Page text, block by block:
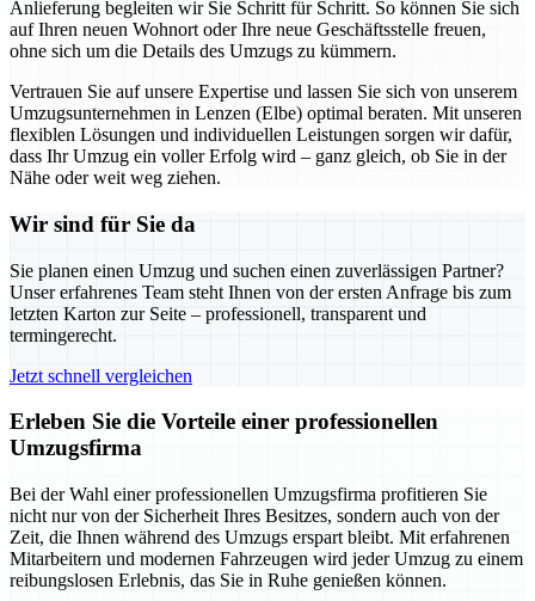
Anlieferung begleiten wir Sie Schritt für Schritt. So können Sie sich
auf Ihren neuen Wohnort oder Ihre neue Geschäftsstelle freuen,
ohne sich um die Details des Umzugs zu kümmern.
Vertrauen Sie auf unsere Expertise und lassen Sie sich von unserem
Umzugsunternehmen in Lenzen (Elbe) optimal beraten. Mit unseren
flexiblen Lösungen und individuellen Leistungen sorgen wir dafür,
dass Ihr Umzug ein voller Erfolg wird – ganz gleich, ob Sie in der
Nähe oder weit weg ziehen.
Wir sind für Sie da
Sie planen einen Umzug und suchen einen zuverlässigen Partner?
Unser erfahrenes Team steht Ihnen von der ersten Anfrage bis zum
letzten Karton zur Seite – professionell, transparent und
termingerecht.
Jetzt schnell vergleichen
Erleben Sie die Vorteile einer professionellen
Umzugsfirma
Bei der Wahl einer professionellen Umzugsfirma profitieren Sie
nicht nur von der Sicherheit Ihres Besitzes, sondern auch von der
Zeit, die Ihnen während des Umzugs erspart bleibt. Mit erfahrenen
Mitarbeitern und modernen Fahrzeugen wird jeder Umzug zu einem
reibungslosen Erlebnis, das Sie in Ruhe genießen können.